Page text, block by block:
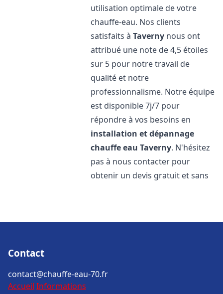
utilisation optimale de votre
chauffe-eau. Nos clients
satisfaits àTaverny nous ont
attribué une note de 4,5 étoiles
sur 5 pour notre travail de
qualité et notre
professionnalisme. Notre équipe
est disponible 7j/7 pour
répondre à vos besoins en
installation et dépannage
chauffe eau Taverny. N'hésitez
pas à nous contacter pour
obtenir un devis gratuit et sans
Contact
contact@chauffe-eau-70.fr
Accueil Informations